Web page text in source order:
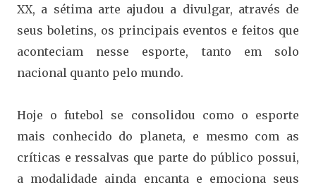
XX, a sétima arte ajudou a divulgar, através de
seus boletins, os principais eventos e feitos que
aconteciam nesse esporte, tanto em solo
nacional quanto pelo mundo.
Hoje o futebol se consolidou como o esporte
mais conhecido do planeta, e mesmo com as
críticas e ressalvas que parte do público possui,
a modalidade ainda encanta e emociona seus